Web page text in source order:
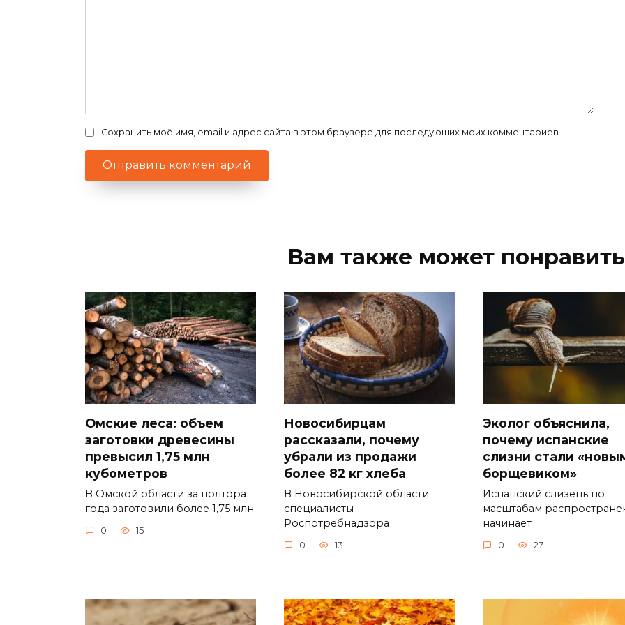
Сохранить моё имя, email и адрес сайта в этом браузере для последующих моих комментариев.
Вам также может
Омские леса: объем
заготовки древесины
превысил 1,75 млн
кубометров
В Омской области за полтора
года заготовили более 1,75 млн.
0 15
Новосибирцам
рассказали, почему
убрали из продажи
более 82 кг хлеба
В Новосибирской области
специалисты
Роспотребнадзора
0 13
Эколог объяснила,
почему испанские
слизни стали
борщевиком»
Испанский слизень по
масштабам
начинает
0 27